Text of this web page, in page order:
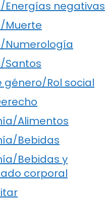
Energías negativas
Muerte
Numerología
Santos
género/Rol social
Alimentos
Bebidas
Bebidas y
corporal